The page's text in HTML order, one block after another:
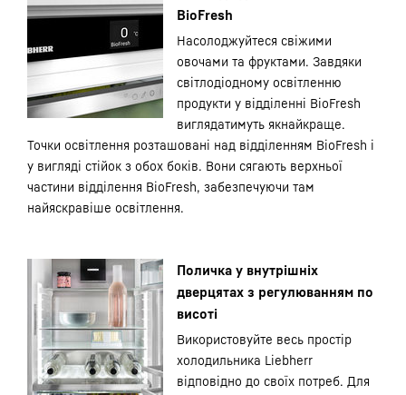
BioFresh
Насолоджуйтеся свіжими
овочами та фруктами. Завдяки
світлодіодному освітленню
продукти у відділенні BioFresh
виглядатимуть якнайкраще.
Точки освітлення розташовані над відділенням BioFresh і
у вигляді стійок з обох боків. Вони сягають верхньої
частини відділення BioFresh, забезпечуючи там
найяскравіше освітлення.
Поличка у внутрішніх
дверцятах з регулюванням по
висоті
Використовуйте весь простір
холодильника Liebherr
відповідно до своїх потреб. Для